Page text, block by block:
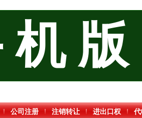
机 版
公司注册 注销转让 进出口权